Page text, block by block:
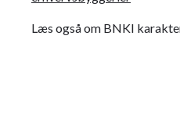
Læs også om BNKI